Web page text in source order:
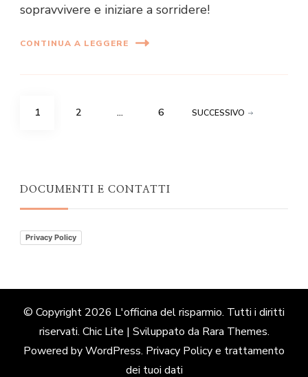
sopravvivere e iniziare a sorridere!
CONTINUA A LEGGERE
Paginazione
PAGINA
1 PAGINA
2 … PAGINA
6 SUCCESSIVO
DOCUMENTI E CONTATTI
Privacy Policy
© Copyright 2026 L'officina del risparmio. Tutti i diritti
riservati. Chic Lite | Sviluppato da Rara Themes.
Powered byWordPress. Privacy Policy e trattamento
dei tuoi dati